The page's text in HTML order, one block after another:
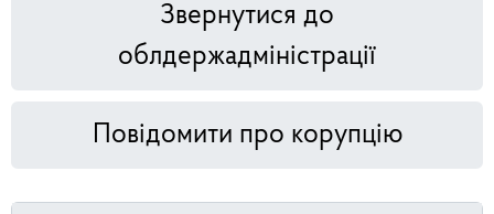
Звернутися до
облдержадміністрації
Повідомити про корупцію